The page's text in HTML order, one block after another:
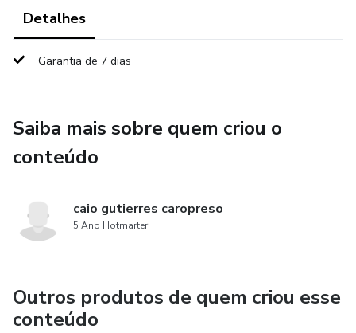
termos e políticas da Hotmart podem ser acessados aqui,
Detalhes
Garantia de 7 dias
Saiba mais sobre quem criou o
conteúdo
caio gutierres caropreso
5 Ano Hotmarter
Outros produtos de quem criou esse
conteúdo